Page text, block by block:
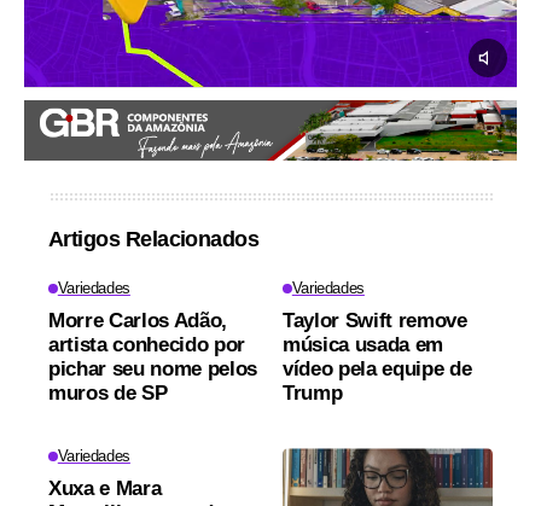
Artigos Relacionados
Variedades
Morre Carlos Adão,
artista conhecido por
pichar seu nome pelos
muros de SP
Variedades
Taylor Swift remove
música usada em
vídeo pela equipe de
Trump
Variedades
Xuxa e Mara